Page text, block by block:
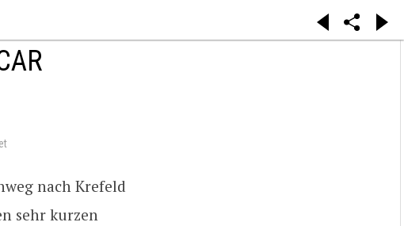
nach Krefeld
sehr kurzen